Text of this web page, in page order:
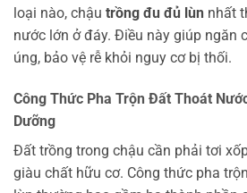
loại nào, chậu trồng đu đủ lùn nhất
nước lớn ở đáy. Điều này giúp ngăn
úng, bảo vệ rễ khỏi nguy cơ bị thối.
Công Thức Pha Trộn Đất Thoát
Dưỡng
Đất trồng trong chậu cần phải tơi
giàu chất hữu cơ. Công thức pha